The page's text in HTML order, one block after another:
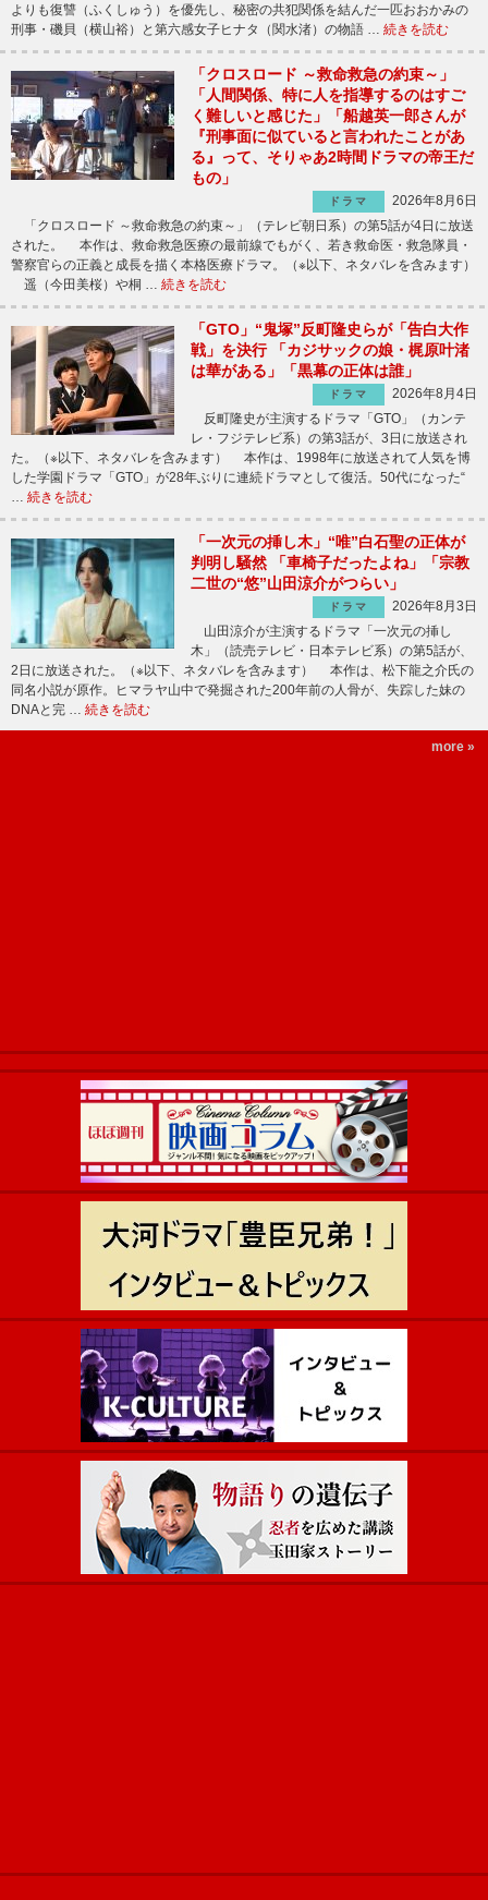
よりも復讐（ふくしゅう）を優先し、秘密の共犯関係を結んだ一匹おおかみの
刑事・磯貝（横山裕）と第六感女子ヒナタ（関水渚）の物語 … 続きを読む
「クロスロード ～救命救急の約束～」
「人間関係、特に人を指導するのはすご
く難しいと感じた」「船越英一郎さんが
『刑事面に似ていると言われたことがあ
る』って、そりゃあ2時間ドラマの帝王だ
もの」
ドラマ
2026年8月6日
「クロスロード ～救命救急の約束～」（テレビ朝日系）の第5話が4日に放送
された。 本作は、救命救急医療の最前線でもがく、若き救命医・救急隊員・
警察官らの正義と成長を描く本格医療ドラマ。（※以下、ネタバレを含みます）
遥（今田美桜）や桐 … 続きを読む
「GTO」“鬼塚”反町隆史らが「告白大作
戦」を決行 「カジサックの娘・梶原叶渚
は華がある」「黒幕の正体は誰」
ドラマ
2026年8月4日
反町隆史が主演するドラマ「GTO」（カンテ
レ・フジテレビ系）の第3話が、3日に放送され
た。（※以下、ネタバレを含みます） 本作は、1998年に放送されて人気を博
した学園ドラマ「GTO」が28年ぶりに連続ドラマとして復活。50代になった“
続きを読む
「一次元の挿し木」“唯”白石聖の正体が
判明し騒然 「車椅子だったよね」「宗教
二世の“悠”山田涼介がつらい」
ドラマ
2026年8月3日
山田涼介が主演するドラマ「一次元の挿し
木」（読売テレビ・日本テレビ系）の第5話が、
2日に放送された。（※以下、ネタバレを含みます） 本作は、松下龍之介氏の
同名小説が原作。ヒマラヤ山中で発掘された200年前の人骨が、失踪した妹の
DNAと完 … 続きを読む
more »